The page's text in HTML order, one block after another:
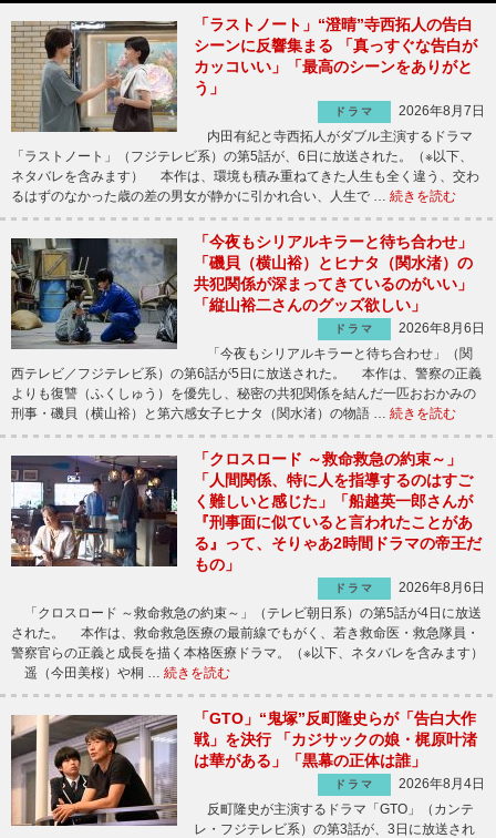
「ラストノート」“澄晴”寺西拓人の告白
シーンに反響集まる 「真っすぐな告白が
カッコいい」「最高のシーンをありがと
う」
ドラマ
2026年8月7日
内田有紀と寺西拓人がダブル主演するドラマ
「ラストノート」（フジテレビ系）の第5話が、6日に放送された。（※以下、
ネタバレを含みます） 本作は、環境も積み重ねてきた人生も全く違う、交わ
るはずのなかった歳の差の男女が静かに引かれ合い、人生で … 続きを読む
「今夜もシリアルキラーと待ち合わせ」
「磯貝（横山裕）とヒナタ（関水渚）の
共犯関係が深まってきているのがいい」
「縦山裕二さんのグッズ欲しい」
ドラマ
2026年8月6日
「今夜もシリアルキラーと待ち合わせ」（関
西テレビ／フジテレビ系）の第6話が5日に放送された。 本作は、警察の正義
よりも復讐（ふくしゅう）を優先し、秘密の共犯関係を結んだ一匹おおかみの
刑事・磯貝（横山裕）と第六感女子ヒナタ（関水渚）の物語 … 続きを読む
「クロスロード ～救命救急の約束～」
「人間関係、特に人を指導するのはすご
く難しいと感じた」「船越英一郎さんが
『刑事面に似ていると言われたことがあ
る』って、そりゃあ2時間ドラマの帝王だ
もの」
ドラマ
2026年8月6日
「クロスロード ～救命救急の約束～」（テレビ朝日系）の第5話が4日に放送
された。 本作は、救命救急医療の最前線でもがく、若き救命医・救急隊員・
警察官らの正義と成長を描く本格医療ドラマ。（※以下、ネタバレを含みます）
遥（今田美桜）や桐 … 続きを読む
「GTO」“鬼塚”反町隆史らが「告白大作
戦」を決行 「カジサックの娘・梶原叶渚
は華がある」「黒幕の正体は誰」
ドラマ
2026年8月4日
反町隆史が主演するドラマ「GTO」（カンテ
レ・フジテレビ系）の第3話が、3日に放送され